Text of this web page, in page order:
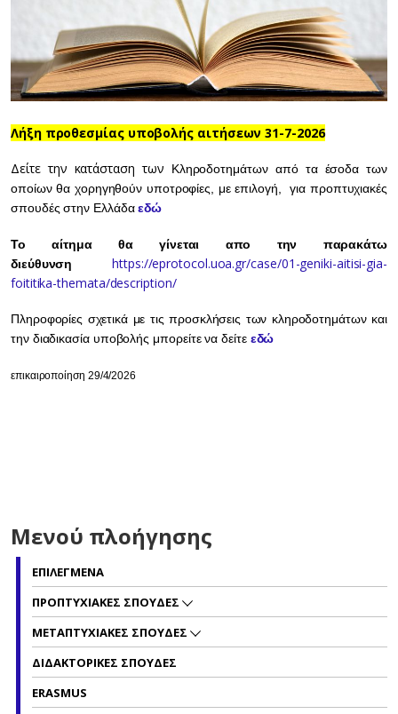
Λήξη προθεσμίας υποβολής αιτήσεων 31-7-2026
Δείτε την κατάσταση των
Κληροδοτημάτων από τα έσοδα των
οποίων θα χορηγηθούν υποτροφίες, με επιλογή, για προπτυχιακές
σπουδές στην Ελλάδαεδώ
Το αίτημα θα γίνεται απο την παρακάτω
διεύθυνση https://eprotocol.uoa.gr/case/01-geniki-aitisi-gia-
foititika-themata/description/
Πληροφορίες σχετικά με τις προσκλήσεις των κληροδοτημάτων και
την διαδικασία υποβολής μπορείτε να δείτε εδώ
επικαιροποίηση 29/4/2026
Μενού πλοήγησης
ΕΠΙΛΕΓΜΕΝΑ
ΠΡΟΠΤΥΧΙΑΚΕΣ ΣΠΟΥΔΕΣ
ΜΕΤΑΠΤΥΧΙΑΚΕΣ ΣΠΟΥΔΕΣ
ΔΙΔΑΚΤΟΡΙΚΕΣ ΣΠΟΥΔΕΣ
ERASMUS